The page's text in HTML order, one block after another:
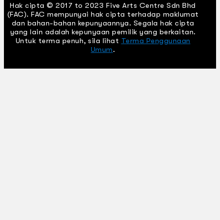
Hak cipta © 2017 to 2023 Five Arts Centre Sdn Bhd
(FAC). FAC mempunyai hak cipta terhadap maklumat
dan bahan-bahan kepunyaannya. Segala hak cipta
yang lain adalah kepunyaan pemilik yang berkaitan.
Untuk terma penuh, sila lihat Terma Penggunaan
Umum.